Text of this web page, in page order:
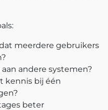
meerdere gebruikers
andere systemen?
kennis bij één
beter